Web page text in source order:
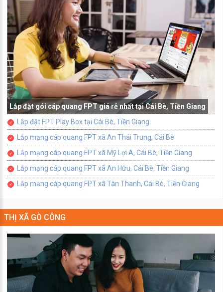
Lắp đặt gói cáp quang FPT giá rẻ nhất tại Cái Bè, Tiền Giang
Lắp đặt FPT Play Box tại Cái Bè, Tiền Giang
Lắp mạng cáp quang FPT xã An Thái Trung, Cái Bè
Lắp mạng cáp quang FPT xã Mỹ Lợi A, Cái Bè, Tiền Giang
Lắp mạng cáp quang FPT xã An Hữu, Cái Bè, Tiền Giang
Lắp mạng cáp quang FPT xã Tân Thanh, Cái Bè, Tiền Giang
THỊ XÃ GÒ CÔNG